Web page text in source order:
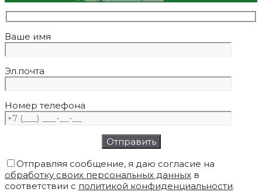
Ваше имя
Эл.почта
Номер телефона
Отправляя сообщение, я даю согласие на
обработку своих персональных данных в
соответствии с политикой конфиденциальности.